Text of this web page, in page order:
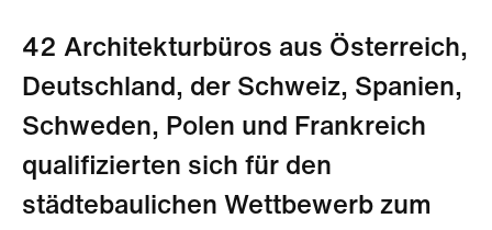
42 Architekturbüros aus Österreich,
Deutschland, der Schweiz, Spanien,
Schweden, Polen und Frankreich
qualifizierten sich für den
städtebaulichen Wettbewerb zum